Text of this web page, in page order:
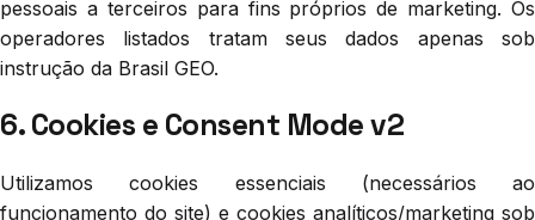
pessoais a terceiros para fins próprios de marketing. Os
operadores listados tratam seus dados apenas sob
instrução da Brasil GEO.
6. Cookies e Consent Mode v2
Utilizamos cookies essenciais (necessários ao
funcionamento do site) e cookies analíticos/marketing sob